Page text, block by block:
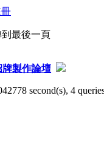
最後一頁
牌製作論壇
second(s), 4